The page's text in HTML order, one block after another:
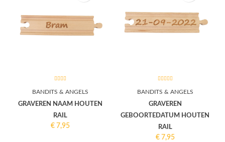
BANDITS & ANGELS
GRAVEREN NAAM HOUTEN
RAIL
€ 7,95
BANDITS & ANGELS
GRAVEREN
GEBOORTEDATUM HOUTEN
RAIL
€ 7,95